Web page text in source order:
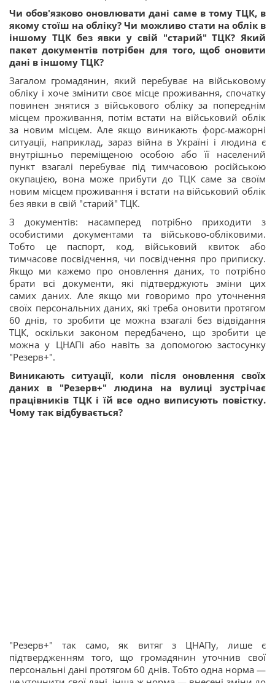
Чи обов'язково оновлювати дані саме в тому ТЦК, в
якому стоїш на обліку? Чи можливо стати на облік в
іншому ТЦК без явки у свій "старий" ТЦК? Який
пакет документів потрібен для того, щоб оновити
дані в іншому ТЦК?
Загалом громадянин, який перебуває на військовому
обліку і хоче змінити своє місце проживання, спочатку
повинен знятися з військового обліку за попереднім
місцем проживання, потім встати на військовий облік
за новим місцем. Але якщо виникають форс-мажорні
ситуації, наприклад, зараз війна в Україні і людина є
внутрішньо переміщеною особою або її населений
пункт взагалі перебуває під тимчасовою російською
окупацією, вона може прибути до ТЦК саме за своїм
новим місцем проживання і встати на військовий облік
без явки в свій "старий" ТЦК.
З документів: насамперед потрібно приходити з
особистими документами та військово-обліковими.
Тобто це паспорт, код, військовий квиток або
тимчасове посвідчення, чи посвідчення про приписку.
Якщо ми кажемо про оновлення даних, то потрібно
брати всі документи, які підтверджують зміни цих
самих даних. Але якщо ми говоримо про уточнення
своїх персональних даних, які треба оновити протягом
60 днів, то зробити це можна взагалі без відвідання
ТЦК, оскільки законом передбачено, що зробити це
можна у ЦНАПі або навіть за допомогою застосунку
"Резерв+".
Виникають ситуації, коли після оновлення своїх
даних в "Резерв+" людина на вулиці зустрічає
працівників ТЦК і їй все одно виписують повістку.
Чому так відбувається?
"Резерв+" так само, як витяг з ЦНАПу, лише є
підтвердженням того, що громадянин уточнив свої
персональні дані протягом 60 днів. Тобто одна норма —